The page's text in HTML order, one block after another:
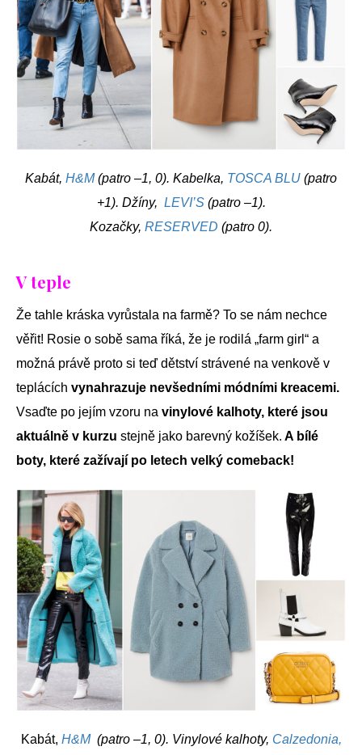
Kabát, H&M(patro –1, 0). Kabelka, TOSCA BLU (patro
+1). Džíny, LEVI’S(patro –1).
Kozačky, RESERVED (patro 0).
V teple
Že tahle kráska vyrůstala na farmě? To se nám nechce
věřit! Rosie o sobě sama říká, že je rodilá „farm girl“ a
možná právě proto si teď dětství strávené na venkově v
teplácích vynahrazuje nevšedními módními kreacemi.
Vsaďte po jejím vzoru na vinylové kalhoty, které jsou
aktuálně v kurzu stejně jako barevný kožíšek. A bílé
boty, které zažívají po letech velký comeback!
Kabát, H&M (patro –1, 0). Vinylové kalhoty, Calzedonia,